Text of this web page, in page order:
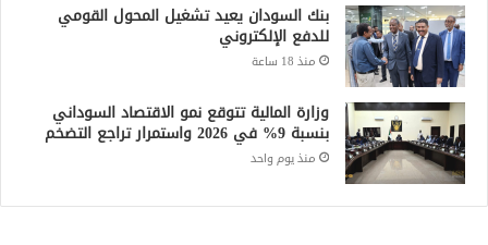
بنك السودان يعيد تشغيل المحول القومي
للدفع الإلكتروني
منذ 18 ساعة
وزارة المالية تتوقع نمو الاقتصاد السوداني
بنسبة 9% في 2026 واستمرار تراجع التضخم
منذ يوم واحد